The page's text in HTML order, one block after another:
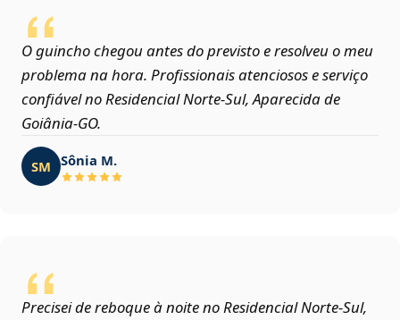
O guincho chegou antes do previsto e resolveu o meu
problema na hora. Profissionais atenciosos e serviço
confiável no Residencial Norte-Sul, Aparecida de
Goiânia‑GO.
SM Sônia M.
Precisei de reboque à noite no Residencial Norte-Sul,